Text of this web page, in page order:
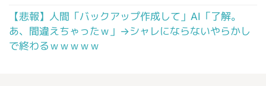
【悲報】人間「バックアップ作成して」AI「了解。
あ、間違えちゃったｗ」→シャレにならないやらかし
で終わるｗｗｗｗｗ